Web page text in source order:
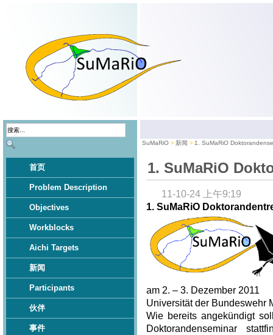
首页
Problem Description
Objectives
Workblocks
Aichi Targets
新闻
Participants
伙伴
事件
SuMaRiO 新闻 1. SuMaRiO
1. SuMaRiO
11-10-24 上午9:19
1. SuMaRiO
am 2. – 3. Dezember 2011
Universität der Bundeswehr
Wie bereits angekündigt
Doktorandenseminar